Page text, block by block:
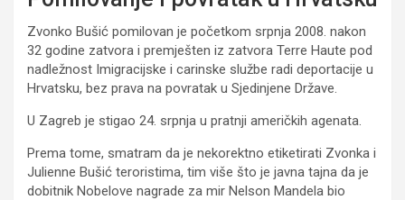
Zvonko Bušić pomilovan je početkom srpnja 2008. nakon
32 godine zatvora i premješten iz zatvora Terre Haute pod
nadležnost Imigracijske i carinske službe radi deportacije u
Hrvatsku, bez prava na povratak u Sjedinjene Države.
U Zagreb je stigao 24. srpnja u pratnji američkih agenata.
Prema tome, smatram da je nekorektno etiketirati Zvonka i
Julienne Bušić teroristima, tim više što je javna tajna da je
dobitnik Nobelove nagrade za mir Nelson Mandela bio